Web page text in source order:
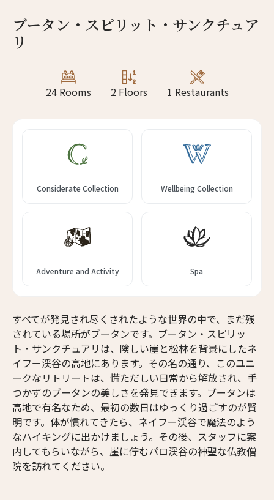
15人
14人
ブータン・スピリット・サンクチュア
リ
24 Rooms 2 Floors 1 Restaurants
Considerate Collection Wellbeing Collection
Adventure and Activity Spa
すべてが発見され尽くされたような世界の中で、まだ残
されている場所がブータンです。ブータン・スピリッ
ト・サンクチュアリは、険しい崖と松林を背景にしたネ
イフー渓谷の高地にあります。その名の通り、このユニ
ークなリトリートは、慌ただしい日常から解放され、手
つかずのブータンの美しさを発見できます。ブータンは
高地で有名なため、最初の数日はゆっくり過ごすのが賢
明です。体が慣れてきたら、ネイフー渓谷で魔法のよう
なハイキングに出かけましょう。その後、スタッフに案
内してもらいながら、崖に佇むパロ渓谷の神聖な仏教僧
院を訪れてください。
ニュースレター登録